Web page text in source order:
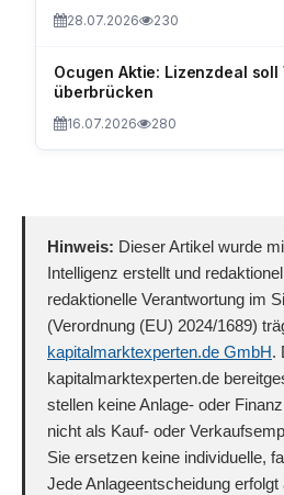
28.07.2026 230
Ocugen Aktie: Lizenzdeal soll
überbrücken
16.07.2026 280
Hinweis: Dieser Artikel wurde
Intelligenz erstellt und
redaktionelle Verantwortung im
(Verordnung (EU) 2024/1689)
kapitalmarktexperten.de GmbH.
kapitalmarktexperten.de
stellen keine Anlage- oder
nicht als Kauf- oder
Sie ersetzen keine individuelle,
Jede Anlageentscheidung